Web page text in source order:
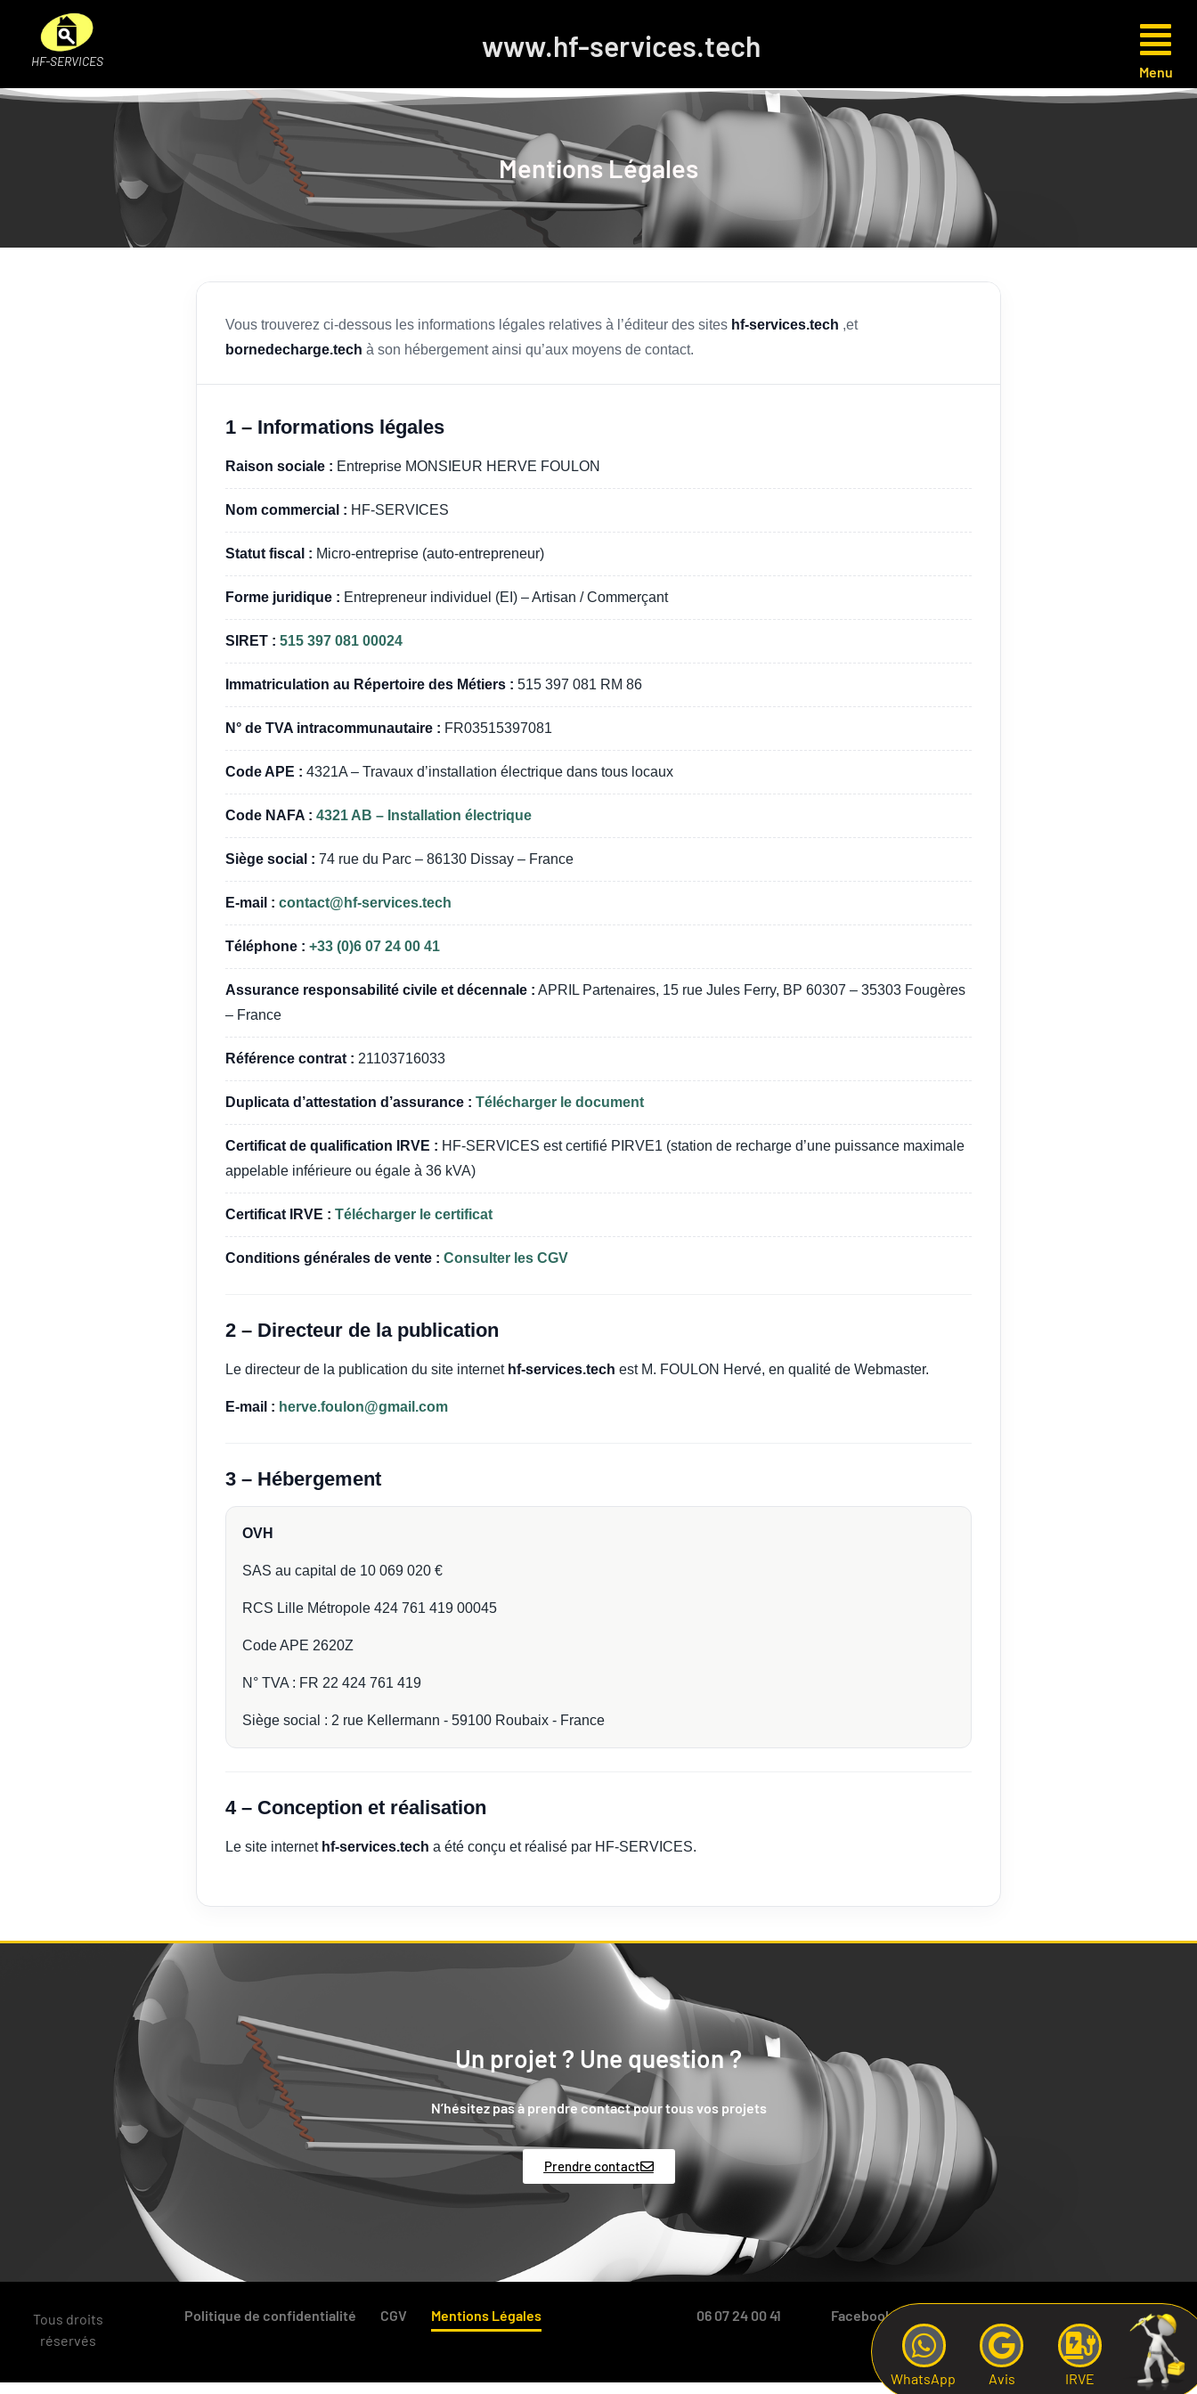
HF-SERVICES www.hf-services.tech
Menu
Mentions Légales
Vous trouverez ci-dessous les informations légales relatives à l’éditeur des sites hf-services.tech ,et
bornedecharge.tech à son hébergement ainsi qu’aux moyens de contact.
1 – Informations légales
Raison sociale : Entreprise MONSIEUR HERVE FOULON
Nom commercial : HF-SERVICES
Statut fiscal : Micro-entreprise (auto-entrepreneur)
Forme juridique : Entrepreneur individuel (EI) – Artisan / Commerçant
SIRET : 515 397 081 00024
Immatriculation au Répertoire des Métiers : 515 397 081 RM 86
N° de TVA intracommunautaire : FR03515397081
Code APE : 4321A – Travaux d’installation électrique dans tous locaux
Code NAFA : 4321 AB – Installation électrique
Siège social : 74 rue du Parc – 86130 Dissay – France
E-mail : contact@hf-services.tech
Téléphone : +33 (0)6 07 24 00 41
Assurance responsabilité civile et décennale : APRIL Partenaires, 15 rue Jules Ferry, BP 60307 – 35303 Fougères
– France
Référence contrat : 21103716033
Duplicata d’attestation d’assurance : Télécharger le document
Certificat de qualification IRVE : HF-SERVICES est certifié PIRVE1 (station de recharge d’une puissance maximale
appelable inférieure ou égale à 36 kVA)
Certificat IRVE : Télécharger le certificat
Conditions générales de vente : Consulter les CGV
2 – Directeur de la publication
Le directeur de la publication du site internet hf-services.tech est M. FOULON Hervé, en qualité de Webmaster.
E-mail : herve.foulon@gmail.com
3 – Hébergement
OVH
SAS au capital de 10 069 020 €
RCS Lille Métropole 424 761 419 00045
Code APE 2620Z
N° TVA : FR 22 424 761 419
Siège social : 2 rue Kellermann - 59100 Roubaix - France
4 – Conception et réalisation
Le site internet hf-services.tech a été conçu et réalisé par HF-SERVICES.
Un projet ? Une question ?
N’hésitez pas à prendre contact pour tous vos projets
Prendre contact
Tous droits
réservés
Politique de confidentialité CGV Mentions Légales 06 07 24 00 41 Facebook
WhatsApp Avis IRVE